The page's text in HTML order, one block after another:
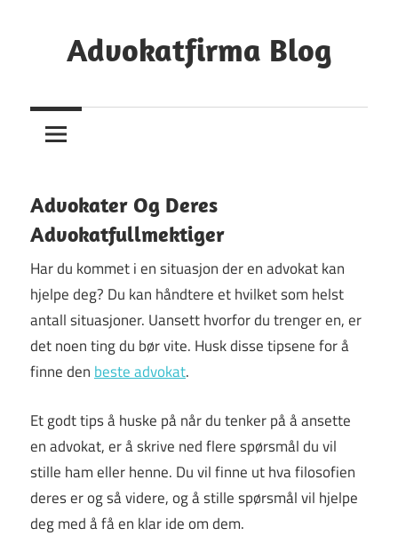
contentAdvokatfirma Blog
Guide
En
Advokat
Advokater Og Deres
Advokatfullmektiger
Har du kommet i en situasjon der en advokat kan
hjelpe deg? Du kan håndtere et hvilket som helst
antall situasjoner. Uansett hvorfor du trenger en, er
det noen ting du bør vite. Husk disse tipsene for å
finne denbeste advokat.
Et godt tips å huske på når du tenker på å ansette
en advokat, er å skrive ned flere spørsmål du vil
stille ham eller henne. Du vil finne ut hva filosofien
deres er og så videre, og å stille spørsmål vil hjelpe
deg med å få en klar ide om dem.